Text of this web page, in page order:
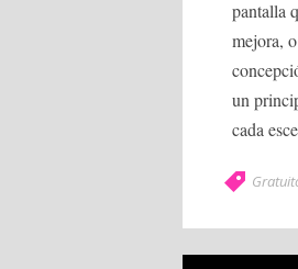
pantalla
mejora,
un
cada